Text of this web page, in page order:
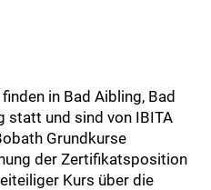
in Bad Aibling, Bad
statt und sind von IBITA
Grundkurse
der Zertifikatsposition
Kurs über die